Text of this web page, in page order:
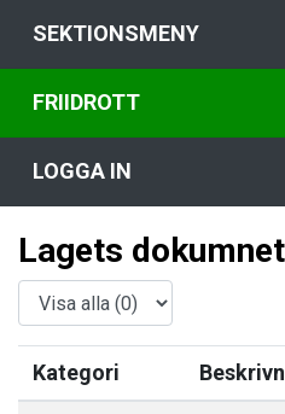
SEKTIONSMENY
FRIIDROTT
LOGGA IN
Lagets
Kategori